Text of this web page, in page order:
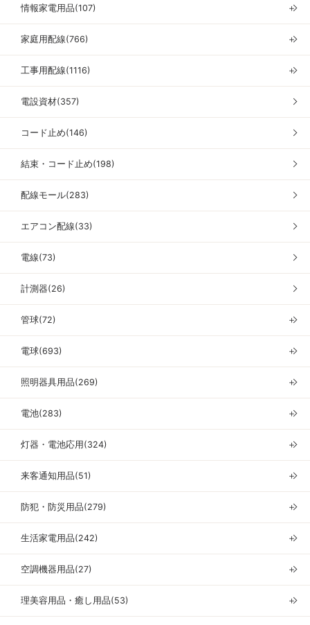
情報家電用品(107) ＋
家庭用配線(766) ＋
工事用配線(1116) ＋
電設資材(357)
コード止め(146)
結束・コード止め(198)
配線モール(283)
エアコン配線(33)
電線(73)
計測器(26)
管球(72) ＋
電球(693) ＋
照明器具用品(269) ＋
電池(283) ＋
灯器・電池応用(324) ＋
来客通知用品(51) ＋
防犯・防災用品(279) ＋
生活家電用品(242) ＋
空調機器用品(27) ＋
理美容用品・癒し用品(53) ＋